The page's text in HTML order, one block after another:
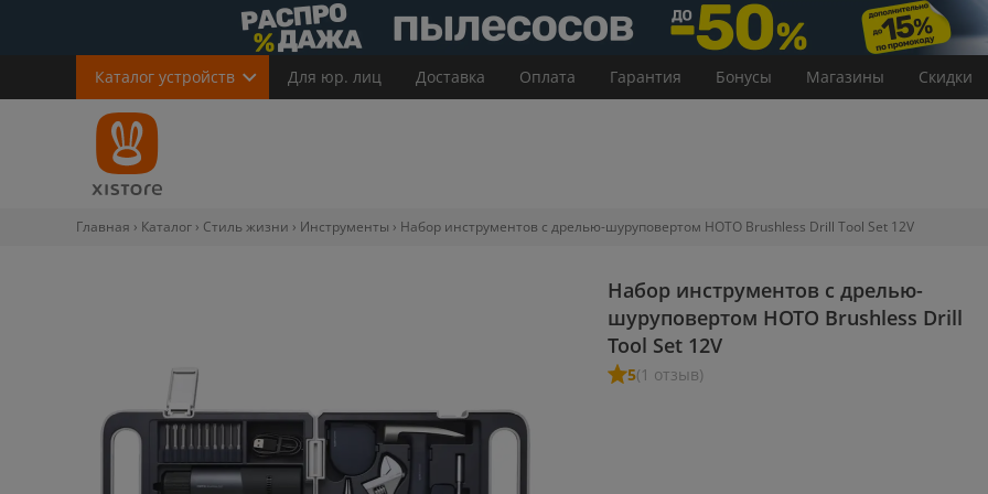
Каталог устройств Для юр. лиц Доставка Оплата Гарантия Бонусы Магазины Скидки
Главная Каталог Стиль жизни Инструменты Набор инструментов с дрелью-шуруповертом HOTO Brushless Drill Tool Set 12V
Набор инструментов с дрелью-
шуруповертом HOTO Brushless Drill
Tool Set 12V
5(1 отзыв)